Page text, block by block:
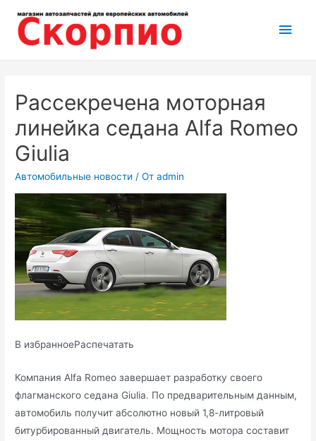
содержимому
Рассекречена моторная
линейка седана Alfa Romeo
Giulia
Автомобильные новости / От admin
В избранноеРаспечатать
Компания Alfa Romeo завершает разработку своего
флагманского седана Giulia. По предварительным данным,
автомобиль получит абсолютно новый 1,8-литровый
битурбированный двигатель. Мощность мотора составит